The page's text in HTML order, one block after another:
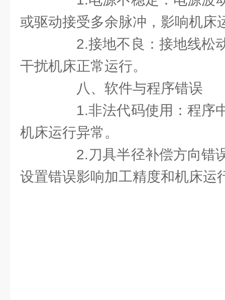
或驱动接受多余脉冲，影响机床
2.接地不良：接地线松
干扰机床正常运行。
八、软件与程序错误
1.非法代码使用：程序
机床运行异常。
2.刀具半径补偿方向错
设置错误影响加工精度和机床运